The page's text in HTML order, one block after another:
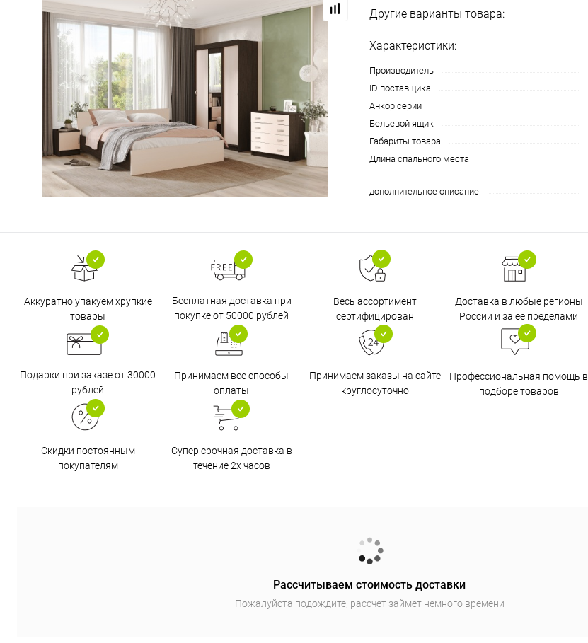
Другие варианты товара:
Характеристики:
Производитель
ID поставщика
Анкор серии
Бельевой ящик
Габариты товара
Длина спального места
дополнительное описание
Аккуратно упакуем хрупкие
товары
Бесплатная доставка при
покупке от 50000 рублей
Весь ассортимент
сертифицирован
Доставка в любые регионы
России и за ее пределами
Подарки при заказе от 30000
рублей
Принимаем все способы
оплаты
Принимаем заказы на сайте
круглосуточно
Профессиональная помощь в
подборе товаров
Скидки постоянным
покупателям
Супер срочная доставка в
течение 2х часов
Рассчитываем стоимость доставки
Пожалуйста подождите, рассчет займет немного времени